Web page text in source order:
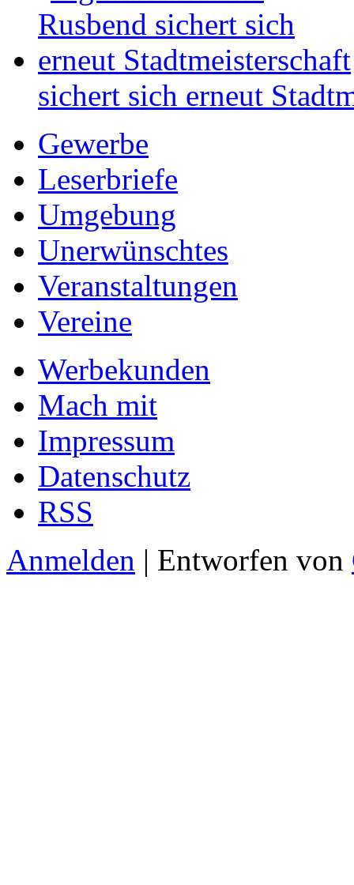
sichert sich erneut
Gewerbe
Leserbriefe
Umgebung
Unerwünschtes
Veranstaltungen
Vereine
Werbekunden
Mach mit
Impressum
Datenschutz
RSS
Anmelden | Entworfen von